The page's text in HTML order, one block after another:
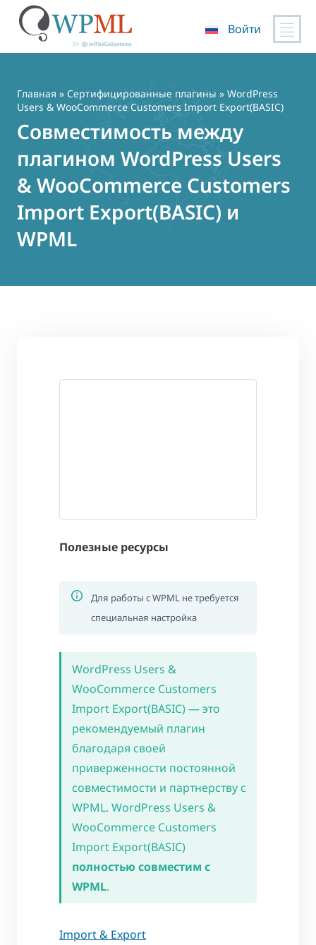
содержимому
Войти
Главная » Сертифицированные плагины » WordPress
Users & WooCommerce Customers Import Export(BASIC)
Совместимость между
плагином WordPress Users
& WooCommerce Customers
Import Export(BASIC) и
WPML
Полезные ресурсы
Для работы с WPML не требуется
специальная настройка
WordPress Users &
WooCommerce Customers
Import Export(BASIC) — это
рекомендуемый плагин
благодаря своей
приверженности постоянной
совместимости и партнерству с
WPML. WordPress Users &
WooCommerce Customers
Import Export(BASIC)
полностью совместим с
WPML.
Import & Export